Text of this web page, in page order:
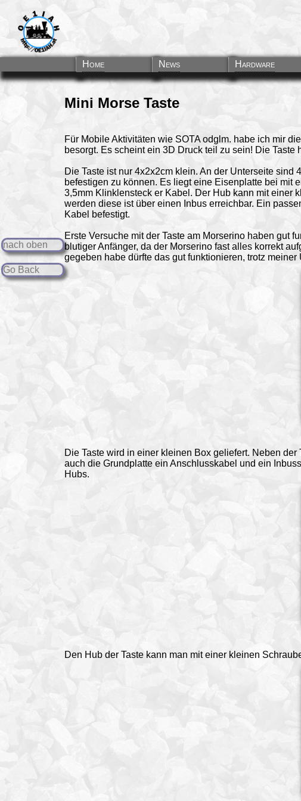
Home News Hardware
Mini Morse Taste
Für Mobile Aktivitäten wie SOTA odglm. habe ich mir
besorgt. Es scheint ein 3D Druck teil zu sein! Die Taste
Die Taste ist nur 4x2x2cm klein. An der Unterseite sind
befestigen zu können. Es liegt eine Eisenplatte bei mit
3,5mm Klinklensteck
nach oben
Go Back
er Kabel. Der Hub kann mit einer
werden diese ist über einen Inbus erreichbar. Ein
Kabel befestigt.
Erste Versuche mit der Taste am Morserino haben gut
blutiger Anfänger, da der Morserino fast alles korrekt
gegeben habe dürfte das gut funktionieren, trotz meiner
Die Taste wird in einer kleinen Box geliefert. Neben der
auch die Grundplatte ein Anschlusskabel und ein
Hubs.
Den Hub der Taste kann man mit einer kleinen